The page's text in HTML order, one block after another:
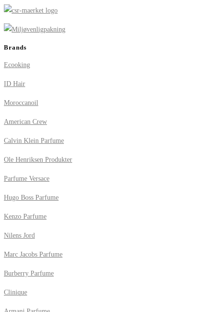
Brands
Ecooking
ID Hair
Moroccanoil
American Crew
Calvin Klein Parfume
Ole Henriksen Produkter
Parfume Versace
Hugo Boss Parfume
Kenzo Parfume
Nilens Jord
Marc Jacobs Parfume
Burberry Parfume
Clinique